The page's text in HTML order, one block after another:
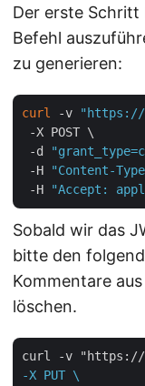
Der erste
Befehl
zu generieren:
curl -v "https://
-X POST \
-d
-H
"Content-
-H
"Accept:
Sobald wir das
bitte den
Kommentare
löschen.
curl -v "https://
-X PUT \